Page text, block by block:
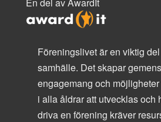
Föreningslivet är en viktig
samhälle. Det skapar
engagemang och
i alla åldrar att utvecklas och
driva en förening kräver